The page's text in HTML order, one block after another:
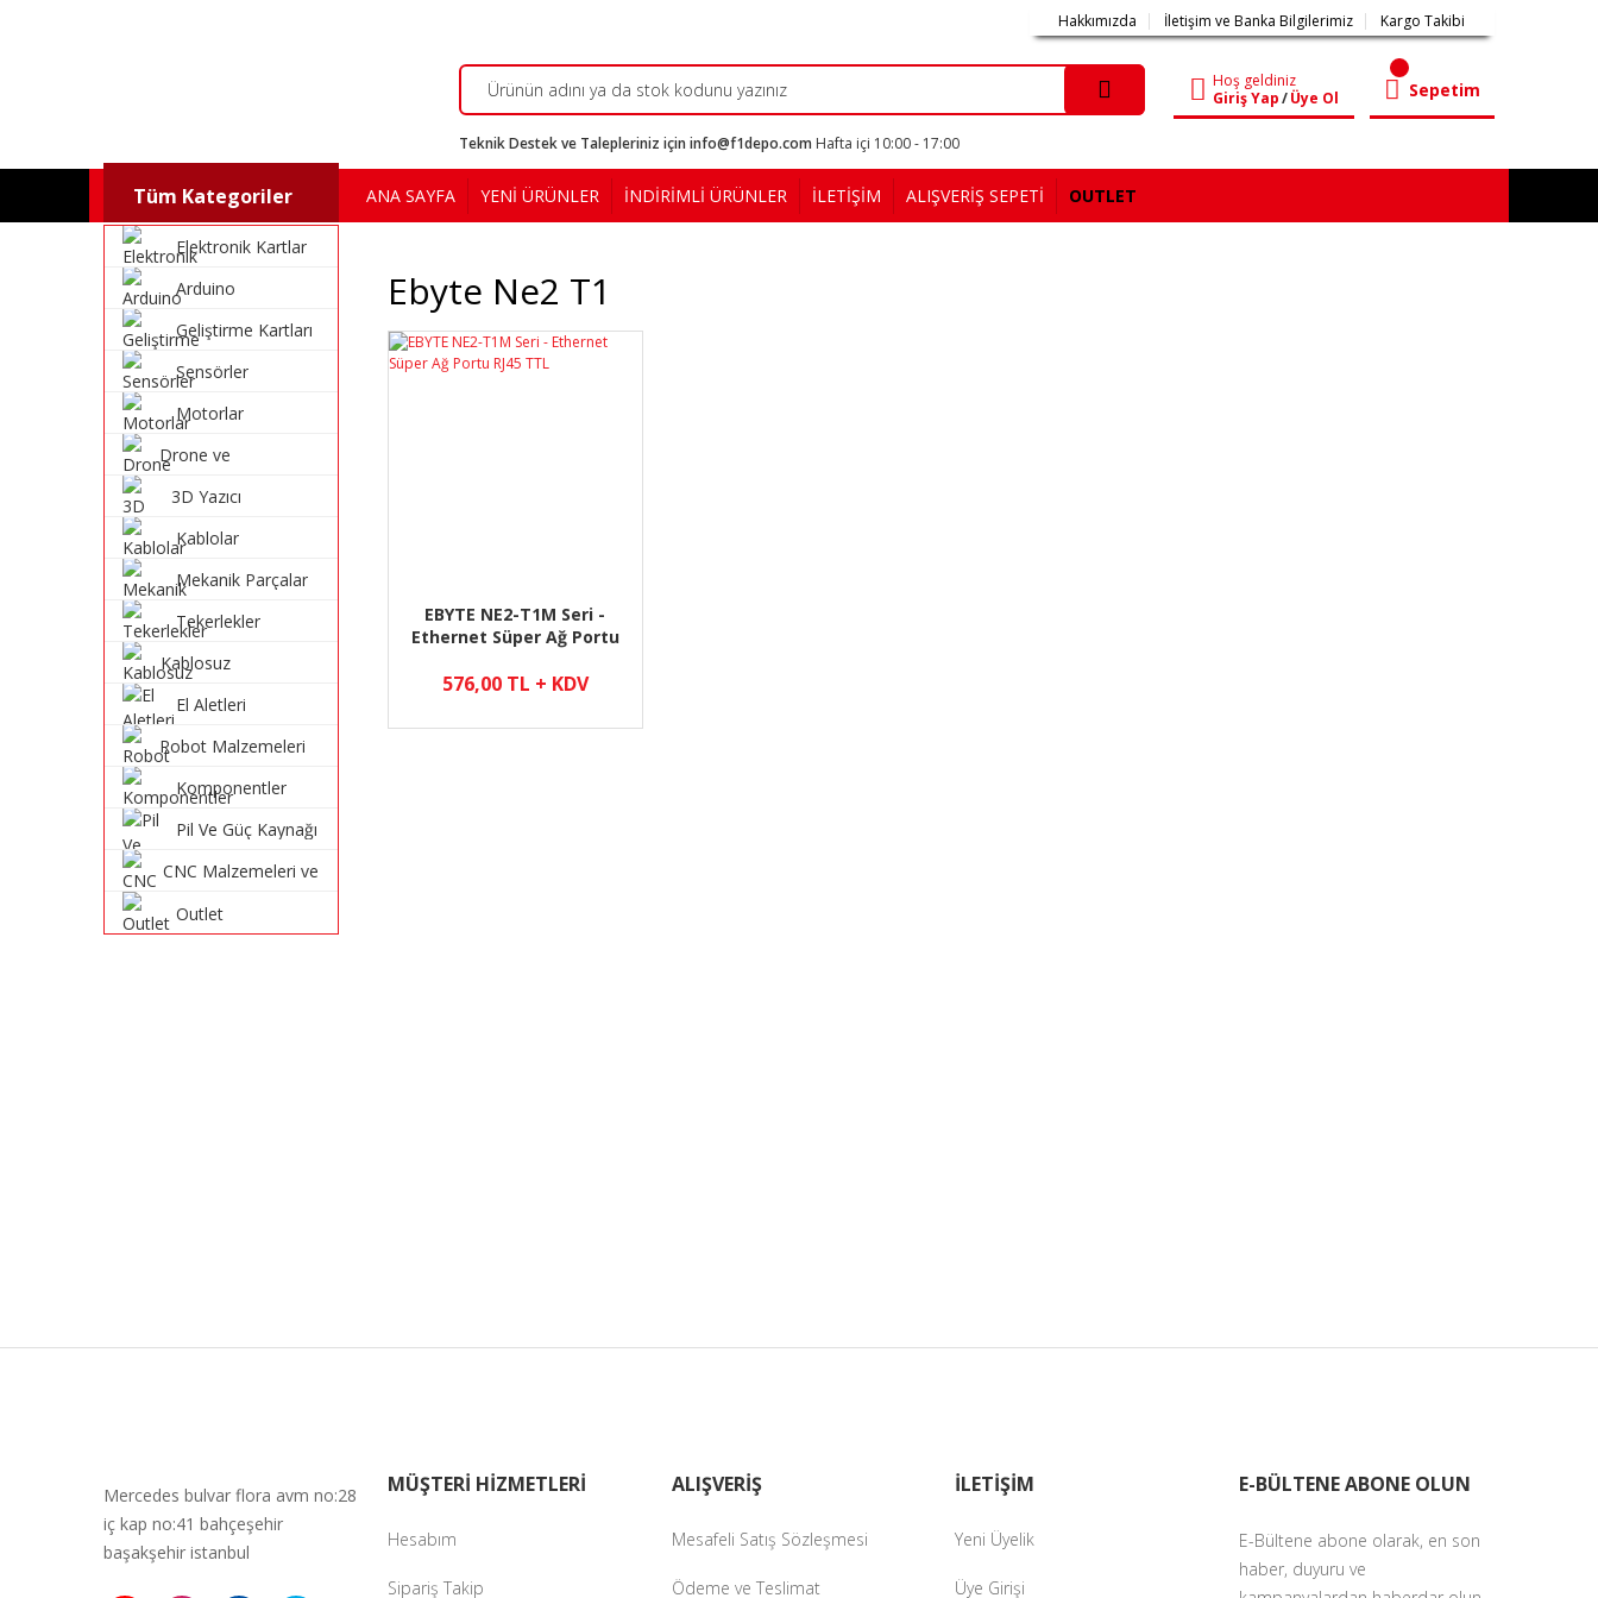
Hakkımızda İletişim ve Banka Bilgilerimiz Kargo Takibi
Hoş geldiniz
Giriş Yap/Üye Ol Sepetim
Teknik Destek ve Talepleriniz için info@f1depo.com Hafta içi 10:00 - 17:00
Tüm Kategoriler
Elektronik Kartlar
Arduino
Geliştirme Kartları
Sensörler
Motorlar
Drone ve
Malzemeleri
3D Yazıcı
Kablolar
Mekanik Parçalar
Tekerlekler
Kablosuz
Sistemleri
El Aletleri
Robot Malzemeleri
Komponentler
Pil Ve Güç Kaynağı
CNC Malzemeleri ve
Outlet
ANA SAYFA YENİ ÜRÜNLER İNDİRİMLİ ÜRÜNLER İLETİŞİM ALIŞVERİŞ SEPETİ OUTLET
Ebyte Ne2 T1
EBYTE NE2-T1M Seri -
Ethernet Süper Ağ Portu
576,00 TL + KDV
Mercedes bulvar flora avm no:28
iç kap no:41 bahçeşehir
başakşehir istanbul
MÜŞTERİ HİZMETLERİ
Hesabım
Sipariş Takip
ALIŞVERİŞ
Mesafeli Satış Sözleşmesi
Ödeme ve Teslimat
İLETİŞİM
Yeni Üyelik
Üye Girişi
E-BÜLTENE ABONE OLUN
E-Bültene abone olarak, en son
haber, duyuru ve